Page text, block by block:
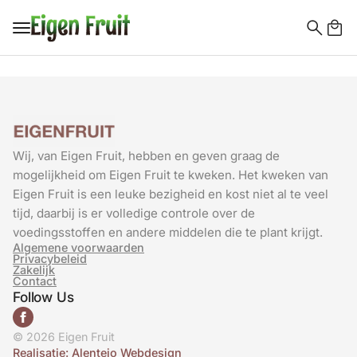
Wij, van Eigen Fruit, hebben en geven graag de
mogelijkheid om Eigen Fruit te kweken. Het kweken van
Eigen Fruit is een leuke bezigheid en kost niet al te veel
tijd, daarbij is er volledige controle over de
voedingsstoffen en andere middelen die te plant krijgt.
Algemene voorwaarden
Privacybeleid
Zakelijk
Contact
Follow Us
© 2026 Eigen Fruit
Realisatie: Alentejo Webdesign